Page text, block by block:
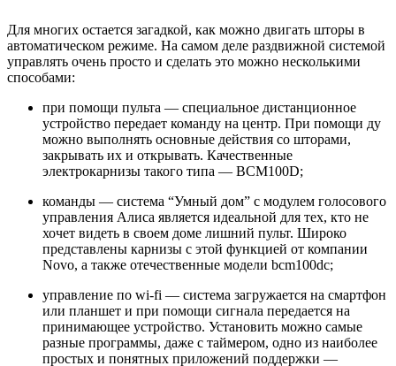
Для многих остается загадкой, как можно двигать шторы в
автоматическом режиме. На самом деле раздвижной системой
управлять очень просто и сделать это можно несколькими
способами:
при помощи пульта — специальное дистанционное
устройство передает команду на центр. При помощи ду
можно выполнять основные действия со шторами,
закрывать их и открывать. Качественные
электрокарнизы такого типа — BCM100D;
команды — система “Умный дом” с модулем голосового
управления Алиса является идеальной для тех, кто не
хочет видеть в своем доме лишний пульт. Широко
представлены карнизы с этой функцией от компании
Novo, а также отечественные модели bcm100dс;
управление по wi-fi — система загружается на смартфон
или планшет и при помощи сигнала передается на
принимающее устройство. Установить можно самые
разные программы, даже с таймером, одно из наиболее
простых и понятных приложений поддержки —